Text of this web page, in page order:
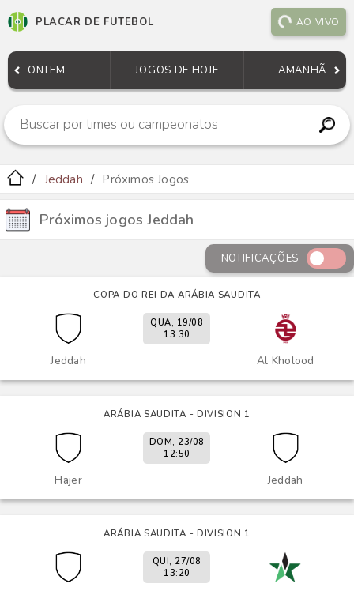
PLACAR DE FUTEBOL AO VIVO
ONTEM JOGOS DE HOJE AMANHÃ
Jeddah Próximos Jogos
Próximos jogos Jeddah
NOTIFICAÇÕES
COPA DO REI DA ARÁBIA SAUDITA
Jeddah Al Kholood
QUA, 19/08
13:30
ARÁBIA SAUDITA - DIVISION 1
Hajer Jeddah
DOM, 23/08
12:50
ARÁBIA SAUDITA - DIVISION 1
QUI, 27/08
13:20